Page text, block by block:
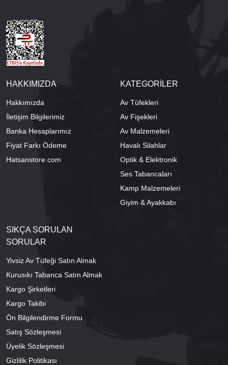
HAKKIMIZDA
Hakkımızda
İletişim Bilgilerimiz
Banka Hesaplarımız
Fiyat Farkı Ödeme
Hatsanstore.com
KATEGORİLER
Av Tüfekleri
Av Fişekleri
Av Malzemeleri
Havalı Silahlar
Optik & Elektronik
Ses Tabancaları
Kamp Malzemeleri
Giyim & Ayakkabı
SIKÇA SORULAN
SORULAR
Yivsiz Av Tüfeği Satın Almak
Kurusıkı Tabanca Satın Almak
Kargo Şirketleri
Kargo Takibi
Ön Bilgilendirme Formu
Satış Sözleşmesi
Üyelik Sözleşmesi
Gizlilik Politikası